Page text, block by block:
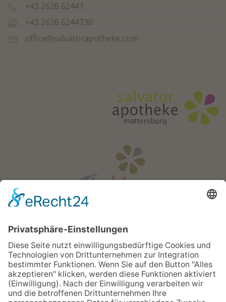
+43 2626 62447
+43 2626 6244730
office@salvatorapotheke.com
Öffnungszeiten
Mo - Fr:
08:00 - 18:00 Uhr
Sa:
08:00 - 12:00 Uhr